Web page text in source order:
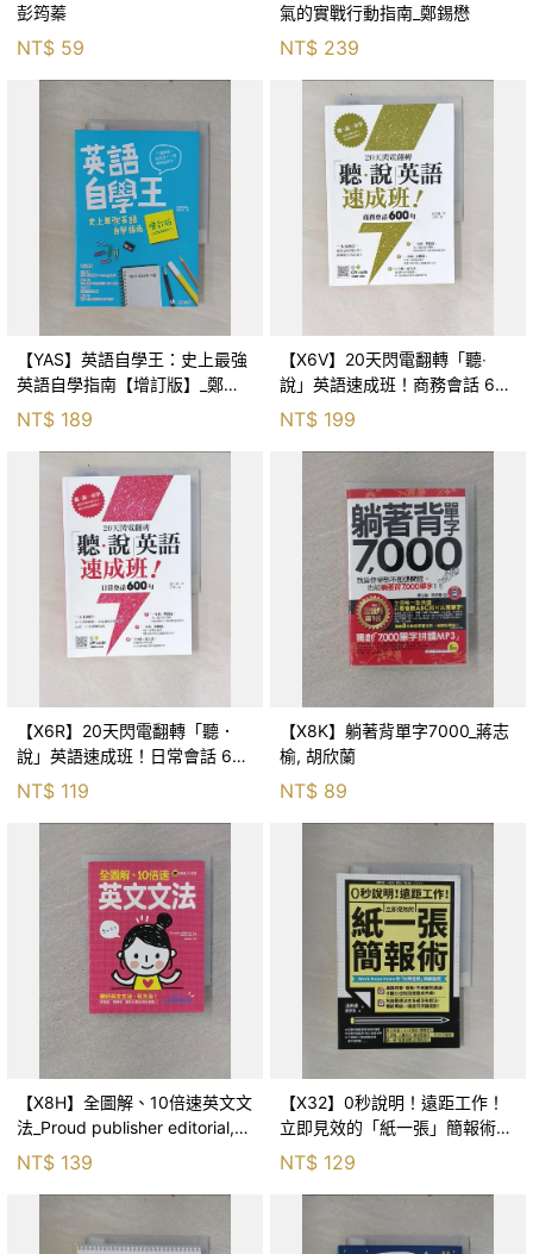
彭筠蓁
NT$ 59
氣的實戰行動指南_鄭錫懋
NT$ 239
【YAS】英語自學王：史上最強
英語自學指南【增訂版】_鄭錫
懋
NT$ 189
【X6V】20天閃電翻轉「聽‧
說」英語速成班！商務會話 600
句_金在憲, 譯者：于妍
NT$ 199
【X6R】20天閃電翻轉「聽．
說」英語速成班！日常會話 600
NT$ 119
【X8K】躺著背單字7000_蔣志
榆, 胡欣蘭
NT$ 89
【X8H】全圖解、10倍速英文文
法_Proud publisher editorial,
梁震牧
NT$ 139
【X32】0秒說明！遠距工作！
立即見效的「紙一張」簡報術：
Work From Home的「無聲達
標」簡報聖經_淺田卓, 婁愛蓮
NT$ 129